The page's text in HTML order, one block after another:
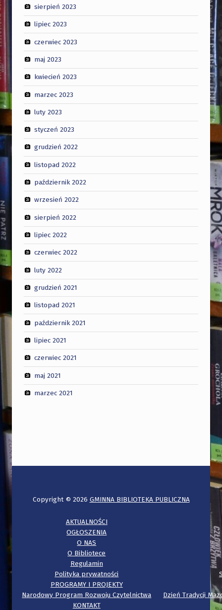
sierpień 2023
lipiec 2023
czerwiec 2023
maj 2023
kwiecień 2023
marzec 2023
luty 2023
styczeń 2023
grudzień 2022
listopad 2022
październik 2022
wrzesień 2022
sierpień 2022
lipiec 2022
czerwiec 2022
luty 2022
grudzień 2021
listopad 2021
październik 2021
lipiec 2021
czerwiec 2021
maj 2021
marzec 2021
Copyright © 2026 GMINNA BIBLIOTEKA PUBLICZNA
AKTUALNOŚCI
OGŁOSZENIA
O NAS
O Bibliotece
Regulamin
Polityka prywatności
PROGRAMY I PROJEKTY
Narodowy Program Rozwoju Czytelnictwa
Dzień Tradycji
KONTAKT